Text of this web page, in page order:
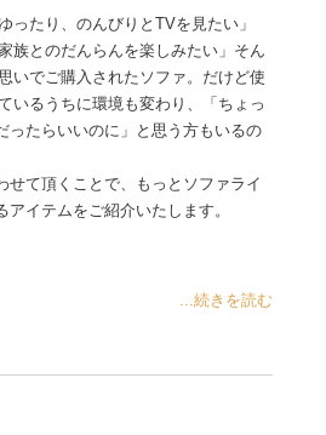
ゆったり、のんびりとTVを見たい」
家族とのだんらんを楽しみたい」そん
いでご購入されたソファ。だけど使
いるうちに環境も変わり、「ちょっ
ったらいいのに」と思う方もいるの
せて頂くことで、もっとソファライ
アイテムをご紹介いたします。
...続きを読む